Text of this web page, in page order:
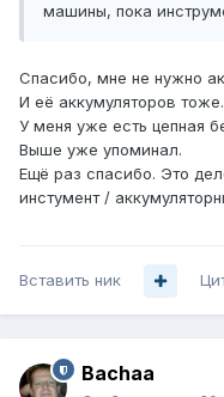
машины, пока
Спасибо, мне не нужно
И её аккумуляторов тоже.
У меня уже есть цепная
Выше уже упоминал.
Ещё раз спасибо. Это
инстумент /
Вставить ник
Bachaa